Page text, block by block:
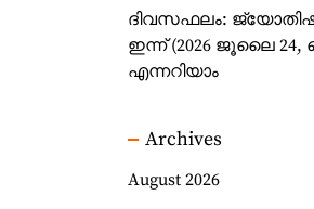
ദിവസഫലം:
ഇന്ന്‌ (2026 ജൂലൈ 24,
എന്നറിയാം
Archives
August 2026